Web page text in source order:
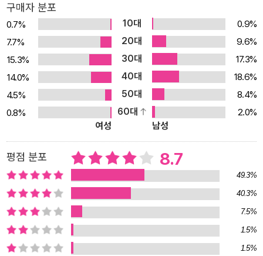
며 경제의 최전선에서 활약했던 저자 하노 벡의 모든 경험과 통찰이
녹아 있는 책이다. 그는 굵직한 경제 이슈가 있을 때마다 언론사에서
1순위로 섭외하는 독일에서 가장 핫 한 경제 전문가로 평가 받는다.
하노 벡이‘부자들의 생각’에 관심을 갖게 된 이유는 무엇일까? “투자
실패로 큰돈을 날렸죠. 누구보다 잘할 수 있다고 믿었는데 남들과 똑
같은 실수를 저질렀어요. 저뿐만 아니라 인간이라면 누구나 빠질 수
밖에 없는 심리적 오류였다는 것을 알게 된 것은 한참 뒤의 일입니
다.” 그는 한때 독일에서 가장 유명한 제과점 체인 회사에 투자를 했
게 자랑하고 다녔다. 얼마 후 거품이 꺼지면서 주가가 폭락하기 시작
했다. 원칙적으로는 투자를 끝냈어야 옳았지만 손해를 만회하기 위해
추가 매수를 시도했다. 결국 원금에다 추가 매수하느라 끌어다 쓴 돈
까지 모두 날리는 엄청난 손해를 보고 말았다. 경제 전문가로서 그는
자존심에 큰 상처를 입었다. 이 과정에서 과연 진짜 부자들은 어떻게
생각하며 우리가 부자가 되기 위해 바꿔야할 생각은 무엇일까를 진지
구매자 분포
0.7% 10대
0.9%
7.7%
20대
9.6%
15.3%
30대
17.3%
14.0%
40대
18.6%
4.5%
50대
8.4%
0.8%
60대
2.0%
여성
남성
평점 분포 8.7
49.3%
40.3%
7.5%
1.5%
1.5%